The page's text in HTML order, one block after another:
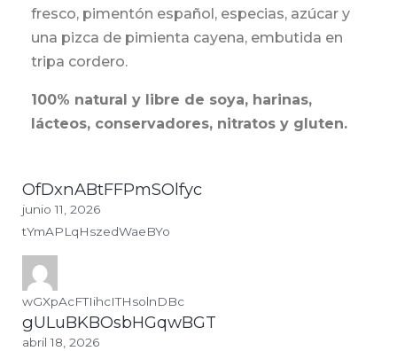
fresco, pimentón español, especias, azúcar y
una pizca de pimienta cayena, embutida en
tripa cordero.
100% natural y libre de soya, harinas,
lácteos, conservadores, nitratos y gluten.
OfDxnABtFFPmSOlfyc
Rated
5.0
out
of
junio 11, 2026
tYmAPLqHszedWaeBYo
wGXpAcFTIihcITHsolnDBc
gULuBKBOsbHGqwBGT
Rated
5.0
out
of
abril 18, 2026
Rated
5.0
out
of
Rated
5.0
out
of
Rated
5.0
out
of
Rated
5.0
out
of
Rated
5.0
out
of
Rated
5.0
out
of
Rated
5.0
out
of
Rated
5.0
out
of